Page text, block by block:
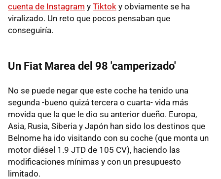
cuenta de Instagram y Tiktok y obviamente se ha
viralizado. Un reto que pocos pensaban que
conseguiría.
Un Fiat Marea del 98 'camperizado'
No se puede negar que este coche ha tenido una
segunda -bueno quizá tercera o cuarta- vida más
movida que la que le dio su anterior dueño. Europa,
Asia, Rusia, Siberia y Japón han sido los destinos que
Belnome ha ido visitando con su coche (que monta un
motor diésel 1.9 JTD de 105 CV), haciendo las
modificaciones mínimas y con un presupuesto
limitado.